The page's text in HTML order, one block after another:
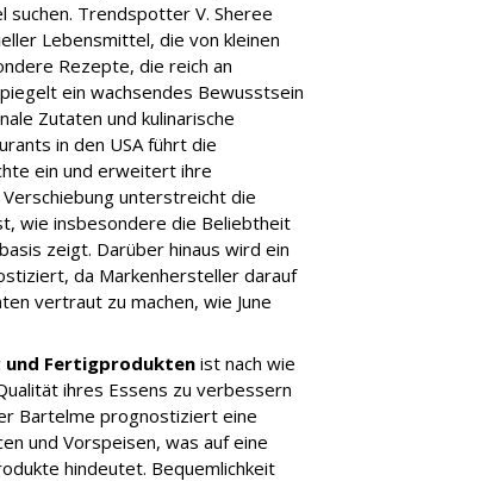
suchen. Trendspotter V. Sheree
Lebensmittel, die von kleinen
Rezepte, die reich an
ein wachsendes Bewusstsein
Zutaten und kulinarische
in den USA führt die
ein und erweitert ihre
unterstreicht die
wie insbesondere die Beliebtheit
zeigt. Darüber hinaus wird ein
da Markenhersteller darauf
vertraut zu machen, wie June
und Fertigprodukten ist nach wie
ihres Essens zu verbessern
Bartelme prognostiziert eine
und Vorspeisen, was auf eine
hindeutet. Bequemlichkeit